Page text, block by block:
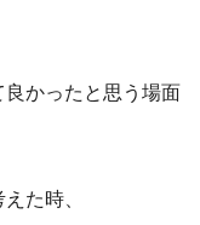
かったと思う場面
た時、